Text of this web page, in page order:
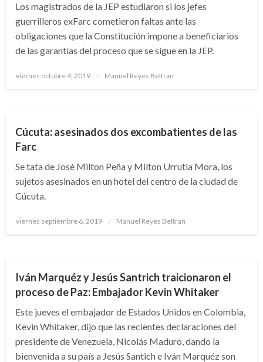
Los magistrados de la JEP estudiaron si los jefes
guerrilleros exFarc cometieron faltas ante las
obligaciones que la Constitución impone a beneficiarios
de las garantías del proceso que se sigue en la JEP.
Publicado
viernes octubre 4, 2019 Manuel Reyes Beltran
Cúcuta: asesinados dos excombatientes de las
Farc
Se tata de José Milton Peña y Milton Urrutia Mora, los
sujetos asesinados en un hotel del centro de la ciudad de
Cúcuta.
Publicado
viernes septiembre 6, 2019 Manuel Reyes Beltran
Iván Marquéz y Jesús Santrich traicionaron el
proceso de Paz: Embajador Kevin Whitaker
Este jueves el embajador de Estados Unidos en Colombia,
Kevin Whitaker, dijo que las recientes declaraciones del
presidente de Venezuela, Nicolás Maduro, dando la
bienvenida a su país a Jesús Santich e Iván Marquéz son